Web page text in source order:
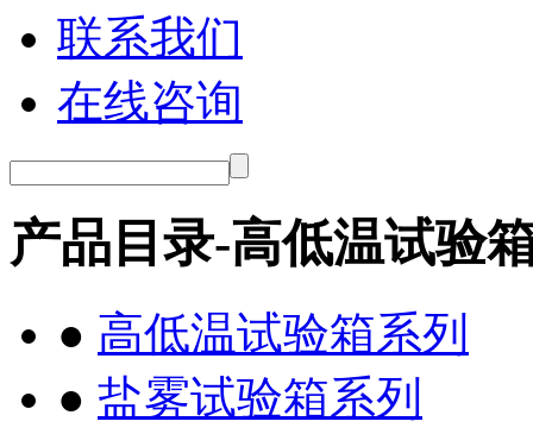
联系我们
在线咨询
产品目录-高低温试验
● 高低温试验箱系列
● 盐雾试验箱系列